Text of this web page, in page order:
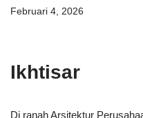
Februari 4, 2026
Ikhtisar
Di ranah Arsitektur